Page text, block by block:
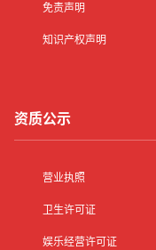
免责声明
知识产权声明
资质公示
营业执照
卫生许可证
娱乐经营许可证